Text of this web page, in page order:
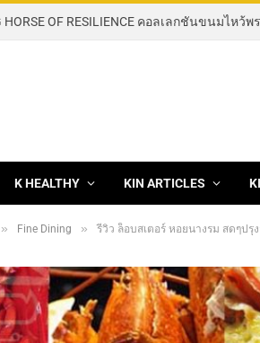
K HEALTHY KIN ARTICLES
» Fine Dining » รีวิว ล็อบสเตอร์ หอยนางรม สดๆปรุ